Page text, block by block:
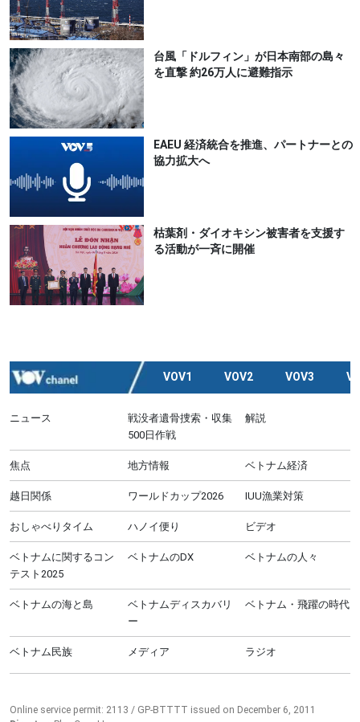
台風「ドルフィン」が日本南部の島々
を直撃 約26万人に避難指示
EAEU 経済統合を推進、パートナーとの
協力拡大へ
枯葉剤・ダイオキシン被害者を支援す
る活動が一斉に開催
VOV1 VOV2 VOV3
ニュース
戦没者遺骨捜索・収集
500日作戦
解説
焦点 地方情報 ベトナム経済
越日関係 ワールドカップ2026 IUU漁業対策
おしゃべりタイム ハノイ便り ビデオ
ベトナムに関するコン
テスト2025
ベトナムのDX ベトナムの人々
ベトナムの海と島
ベトナムディスカバリ
ー
ベトナム・飛躍の時代
ベトナム民族 メディア ラジオ
Online service permit: 2113 / GP-BTTTT issued on December 6, 2011